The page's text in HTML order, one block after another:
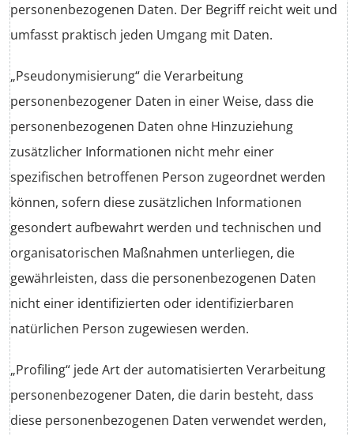
personenbezogenen Daten. Der Begriff reicht weit und
umfasst praktisch jeden Umgang mit Daten.
„Pseudonymisierung“ die Verarbeitung
personenbezogener Daten in einer Weise, dass die
personenbezogenen Daten ohne Hinzuziehung
zusätzlicher Informationen nicht mehr einer
spezifischen betroffenen Person zugeordnet werden
können, sofern diese zusätzlichen Informationen
gesondert aufbewahrt werden und technischen und
organisatorischen Maßnahmen unterliegen, die
gewährleisten, dass die personenbezogenen Daten
nicht einer identifizierten oder identifizierbaren
natürlichen Person zugewiesen werden.
„Profiling“ jede Art der automatisierten Verarbeitung
personenbezogener Daten, die darin besteht, dass
diese personenbezogenen Daten verwendet werden,